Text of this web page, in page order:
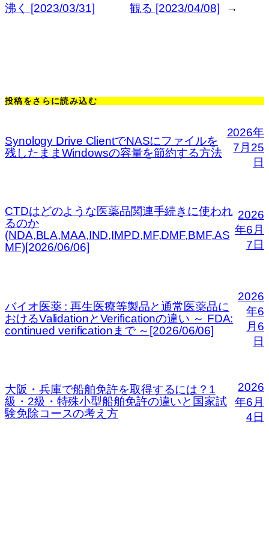
沸く [2023/03/31]
観る [2023/04/08]
→
投稿をさらに読み込む
Synology Drive ClientでNASにファイルを
残したままWindowsの容量を節約する方法
2026年
7月25
日
CTDはどのような医薬品関連手続きに使われ
るのか
(NDA,BLA,MAA,IND,IMPD,MF,DMF,BMF,AS
MF)[2026/06/06]
2026
年6月
7日
バイオ医薬 : 再生医療等製品と通常医薬品に
おけるValidationとVerificationの違い ～ FDA:
continued verificationまで ～[2026/06/06]
2026
年6
月6
日
大阪・兵庫で船舶免許を取得するには？1
級・2級・特殊小型船舶免許の違いと国家試
験免除コースの考え方
2026
年6月
4日